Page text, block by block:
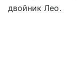
двойник Лео.